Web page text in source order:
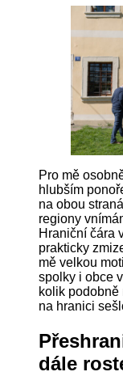
Pro mě
hlubším
na obou
regiony
Hraniční čára
prakticky
mě velkou
spolky i obce
kolik
na hranici
dále